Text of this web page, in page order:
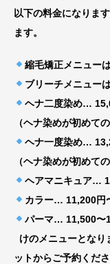
以下の料金になりま
ます。
縮毛矯正メニュー
ブリーチメニュー
ヘナ二度染め…
（ヘナ染めが初めて
ヘナ一度染め…
（ヘナ染めが初めて
ヘアマニキュア…
カラー… 11,200円
パーマ… 11,500〜
けのメニューとなり
ッ トからご予約くだ